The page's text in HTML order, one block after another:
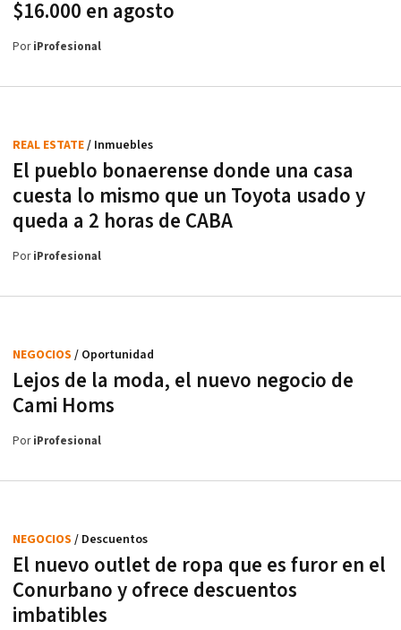
$16.000 en agosto
PoriProfesional
El pueblo bonaerense donde una casa
cuesta lo mismo que un Toyota usado y
queda a 2 horas de CABA
REAL ESTATE/ Inmuebles
PoriProfesional
Lejos de la moda, el nuevo negocio de
Cami Homs
NEGOCIOS / Oportunidad
PoriProfesional
El nuevo outlet de ropa que es furor en el
Conurbano y ofrece descuentos
imbatibles
NEGOCIOS / Descuentos